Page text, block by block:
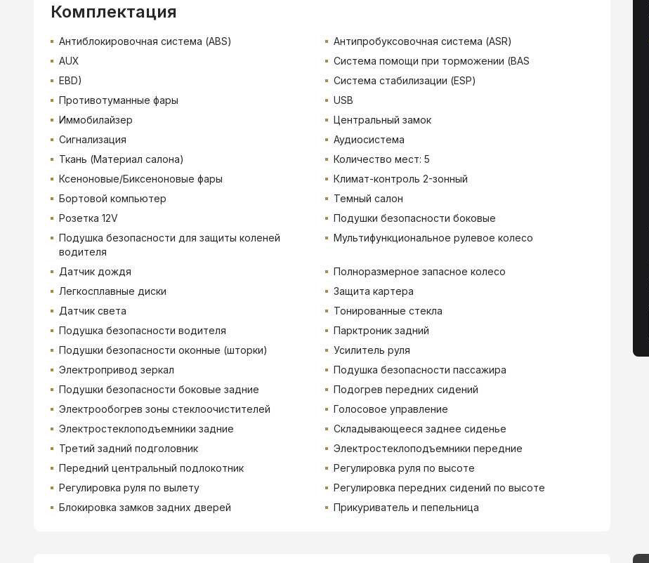
Комплектация
Антиблокировочная система (ABS)
Антипробуксовочная система (ASR)
AUX
Система помощи при торможении (BAS
EBD)
Система стабилизации (ESP)
Противотуманные фары
USB
Иммобилайзер
Центральный замок
Сигнализация
Аудиосистема
Ткань (Материал салона)
Количество мест: 5
Ксеноновые/Биксеноновые фары
Климат-контроль 2-зонный
Бортовой компьютер
Темный салон
Розетка 12V
Подушки безопасности боковые
Подушка безопасности для защиты коленей
водителя
Мультифункциональное рулевое колесо
Датчик дождя
Полноразмерное запасное колесо
Легкосплавные диски
Защита картера
Датчик света
Тонированные стекла
Подушка безопасности водителя
Парктроник задний
Подушки безопасности оконные (шторки)
Усилитель руля
Электропривод зеркал
Подушка безопасности пассажира
Подушки безопасности боковые задние
Подогрев передних сидений
Электрообогрев зоны стеклоочистителей
Голосовое управление
Электростеклоподъемники задние
Складывающееся заднее сиденье
Третий задний подголовник
Электростеклоподъемники передние
Передний центральный подлокотник
Регулировка руля по высоте
Регулировка руля по вылету
Регулировка передних сидений по высоте
Блокировка замков задних дверей
Прикуриватель и пепельница